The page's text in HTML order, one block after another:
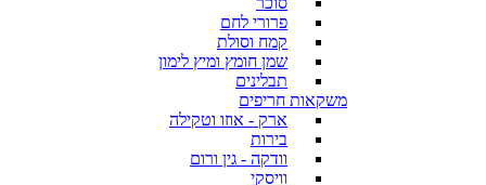
פרורי לחם
קמח וסולת
שמן חומץ ומיץ לימון
תבלינים
משקאות חריפים
ארק - אוזו וטקילה
בירות
וודקה - גין ורום
וויסקי